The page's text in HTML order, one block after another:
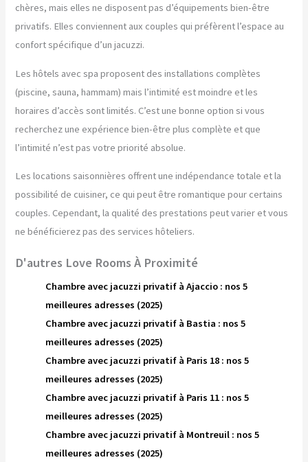
chères, mais elles ne disposent pas d’équipements bien-être
privatifs. Elles conviennent aux couples qui préfèrent l’espace au
confort spécifique d’un jacuzzi.
Les hôtels avec spa proposent des installations complètes
(piscine, sauna, hammam) mais l’intimité est moindre et les
horaires d’accès sont limités. C’est une bonne option si vous
recherchez une expérience bien-être plus complète et que
l’intimité n’est pas votre priorité absolue.
Les locations saisonnières offrent une indépendance totale et la
possibilité de cuisiner, ce qui peut être romantique pour certains
couples. Cependant, la qualité des prestations peut varier et vous
ne bénéficierez pas des services hôteliers.
D'autres Love Rooms À Proximité
Chambre avec jacuzzi privatif à Ajaccio : nos 5
meilleures adresses (2025)
Chambre avec jacuzzi privatif à Bastia : nos 5
meilleures adresses (2025)
Chambre avec jacuzzi privatif à Paris 18 : nos 5
meilleures adresses (2025)
Chambre avec jacuzzi privatif à Paris 11 : nos 5
meilleures adresses (2025)
Chambre avec jacuzzi privatif à Montreuil : nos 5
meilleures adresses (2025)